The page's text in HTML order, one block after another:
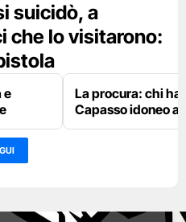
suicidò, a
che lo visitarono:
e
La procura: chi
Capasso idoneo